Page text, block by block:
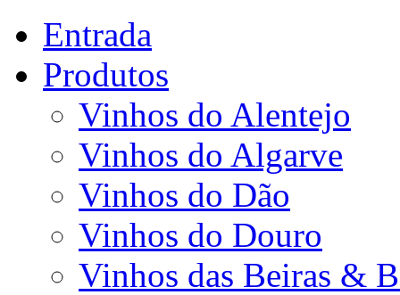
Entrada
Produtos
Vinhos do Alentejo
Vinhos do Algarve
Vinhos do Dão
Vinhos do Douro
Vinhos das Beiras &